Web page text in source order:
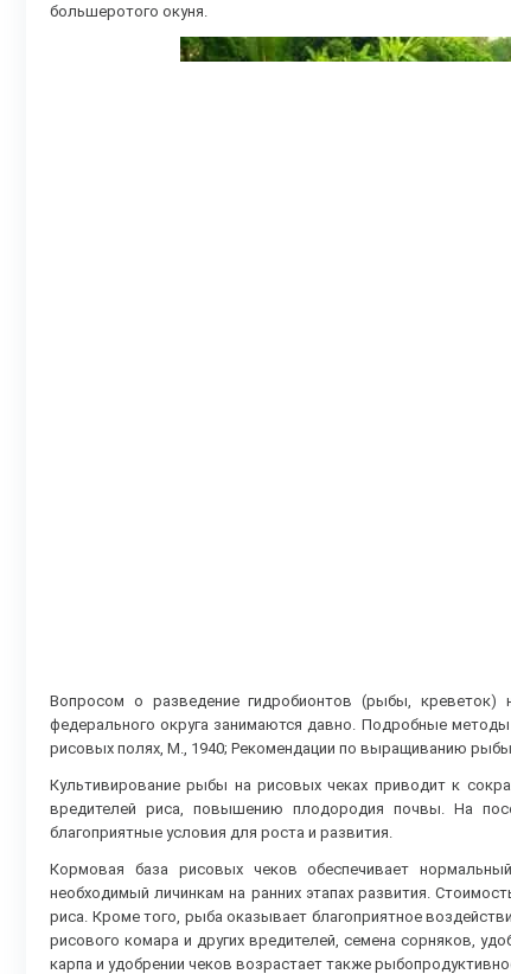
большеротого окуня.
Вопросом о разведение гидробионтов (рыбы, креветок)
федерального округа занимаются давно. Подробные
рисовых полях, М., 1940; Рекомендации по выращиванию рыбы
Культивирование рыбы на рисовых чеках приводит к
вредителей риса, повышению плодородия почвы. На
благоприятные условия для роста и развития.
Кормовая база рисовых чеков обеспечивает
необходимый личинкам на ранних этапах развития.
риса. Кроме того, рыба оказывает благоприятное
рисового комара и других вредителей, семена сорняков,
карпа и удобрении чеков возрастает также